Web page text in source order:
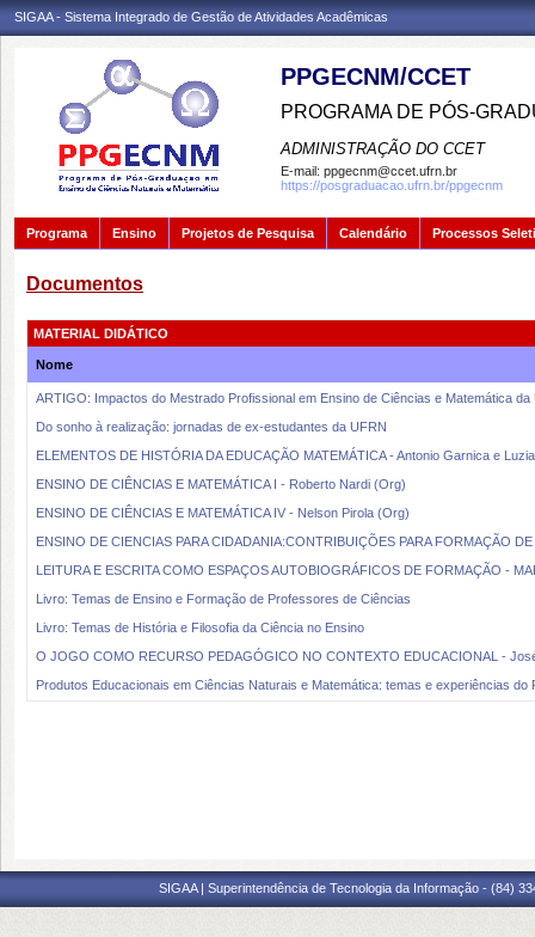
SIGAA - Sistema Integrado de Gestão de Atividades Acadêmicas
PPGECNM/CCET
PROGRAMA DE PÓS-
ADMINISTRAÇÃO DO CCET
E-mail: ppgecnm@ccet.ufrn.br
https://posgraduacao.ufrn.br/ppgecnm
Programa Ensino Projetos de Pesquisa Calendário Processos
Documentos
MATERIAL DIDÁTICO
Nome
ARTIGO: Impactos do Mestrado Profissional em Ensino de Ciências e Matemática
Do sonho à realização: jornadas de ex-estudantes da UFRN
ELEMENTOS DE HISTÓRIA DA EDUCAÇÃO MATEMÁTICA - Antonio Garnica e
ENSINO DE CIÊNCIAS E MATEMÁTICA I - Roberto Nardi (Org)
ENSINO DE CIÊNCIAS E MATEMÁTICA IV - Nelson Pirola (Org)
ENSINO DE CIENCIAS PARA CIDADANIA:CONTRIBUIÇÕES PARA FORMAÇÃO
LEITURA E ESCRITA COMO ESPAÇOS AUTOBIOGRÁFICOS DE FORMAÇÃO -
Livro: Temas de Ensino e Formação de Professores de Ciências
Livro: Temas de História e Filosofia da Ciência no Ensino
O JOGO COMO RECURSO PEDAGÓGICO NO CONTEXTO EDUCACIONAL -
Produtos Educacionais em Ciências Naturais e Matemática: temas e experiências do
SIGAA | Superintendência de Tecnologia da Informação - (84)